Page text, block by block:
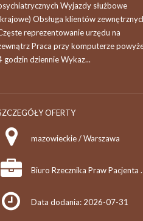
Wyjazdy służbowe
Obsługa klientów
reprezentowanie urzędu na
Praca przy komputerze
godzin dziennie Wykaz...
OFERTY
mazowieckie / Warszawa
Biuro
Data dodania: 2026-07-31